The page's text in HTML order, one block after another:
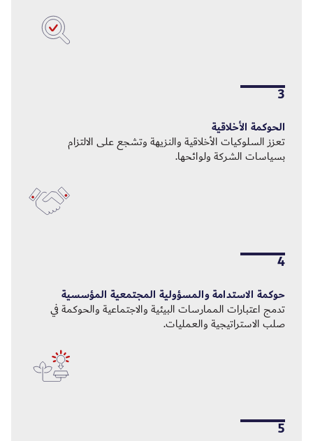
3
الحوكمة الأخلاقية
تعزز السلوكيات الأخلاقية والنزيهة وتشجع على الالتزام
بسياسات الشركة ولوائحها.
4
حوكمة الاستدامة والمسؤولية المجتمعية المؤسسية
تدمج اعتبارات الممارسات البيئية والاجتماعية والحوكمة في
صلب الاستراتيجية والعمليات.
5